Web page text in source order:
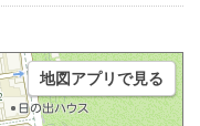
地図アプリで見る